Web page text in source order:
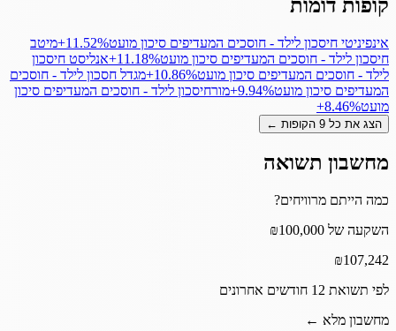
קופות דומות
אינפיניטי חיסכון לילד - חוסכים המעדיפים סיכון מועט‎+11.52%מיטב
חיסכון לילד - חוסכים המעדיפים סיכון מועט‎+11.18%אנליסט חיסכון
לילד - חוסכים המעדיפים סיכון מועט‎+10.86%מגדל חסכון לילד - חוסכים
המעדיפים סיכון מועט‎+9.94%מורחיסכון לילד - חוסכים המעדיפים סיכון
מועט‎+8.46%
הצג את כל 9 הקופות ←
מחשבון תשואה
כמה הייתם מרוויחים?
השקעה של ₪100,000
₪107,242
לפי תשואת 12 חודשים אחרונים
מחשבון מלא ←